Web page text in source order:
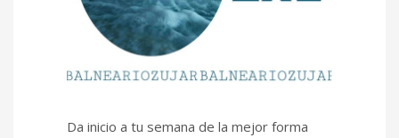
Da inicio a tu semana de la mejor forma